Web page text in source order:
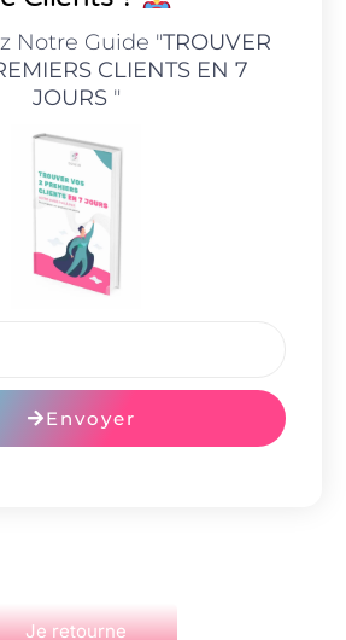
Notre Guide "TROUVER
CLIENTS EN 7
JOURS"
Envoyer
Je retourne